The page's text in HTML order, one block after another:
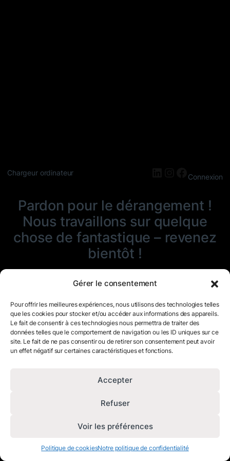
Gérer le consentement
Pour offrir les meilleures expériences, nous utilisons des technologies telles
que les cookies pour stocker et/ou accéder aux informations des appareils.
Le fait de consentir à ces technologies nous permettra de traiter des
données telles que le comportement de navigation ou les ID uniques sur ce
site. Le fait de ne pas consentir ou de retirer son consentement peut avoir
un effet négatif sur certaines caractéristiques et fonctions.
Accepter
Refuser
Voir les préférences
Politique de cookiesNotre politique de confidentialité
Chargeur ordinateur LinkedIn
Instagram
Connexion
Pardon pour le dérangement !
Nous travaillons sur quelque
chose de fantastique – revenez
bientôt !